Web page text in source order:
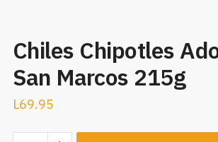
Chiles Chipotles
San Marcos 215g
L69.95